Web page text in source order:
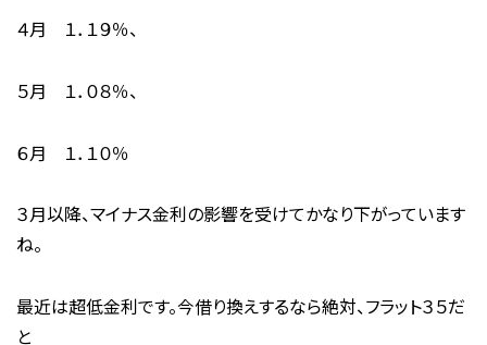
４月 １．１９％、
５月 １．０８％、
６月 １．１０％
３月以降、マイナス金利の影響を受けてかなり下がっています
ね。
最近は超低金利です。今借り換えするなら絶対、フラット３５だ
と